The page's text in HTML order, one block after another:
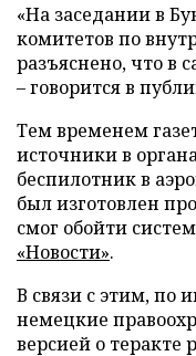
«На заседании в
комитетов по
разъяснено, что в
– говорится в
Тем временем
источники в
беспилотник в
был изготовлен
смог обойти
«Новости».
В связи с этим, по
немецкие
версией о теракте